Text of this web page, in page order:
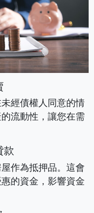
經債權人同意的情
流動性，讓您在需
款
作為抵押品。這會
的資金，影響資金